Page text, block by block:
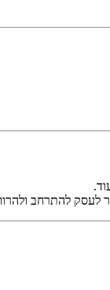
לעסק להתרחב